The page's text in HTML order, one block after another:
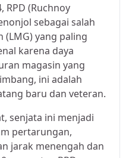
RPD (Ruchnoy
sebagai salah
(LMG) yang paling
karena daya
magasin yang
ini adalah
baru dan veteran.
senjata ini menjadi
pertarungan,
jarak menengah dan